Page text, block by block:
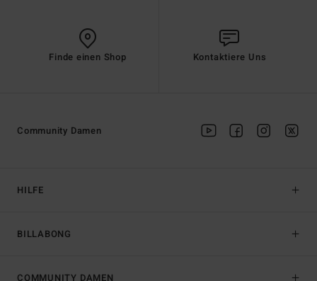
Finde einen Shop Kontaktiere Uns
HILFE
BILLABONG
Community Damen
COMMUNITY DAMEN